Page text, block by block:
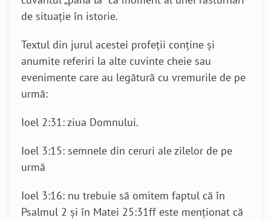
de situație în istorie.
Textul din jurul acestei profeții conține și
anumite referiri la alte cuvinte cheie sau
evenimente care au legătură cu vremurile de pe
urmă:
Ioel 2:31: ziua Domnului.
Ioel 3:15: semnele din ceruri ale zilelor de pe
urmă
Ioel 3:16: nu trebuie să omitem faptul că în
Psalmul 2 și în Matei 25:31ff este menționat că